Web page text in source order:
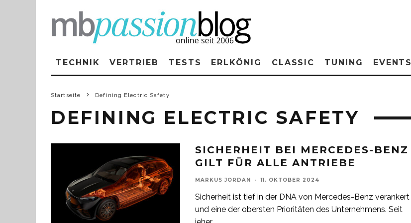
TECHNIK VERTRIEB TESTS ERLKÖNIG CLASSIC TUNING EVENTS
Startseite Defining Electric Safety
DEFINING ELECTRIC SAFETY
SICHERHEIT BEI MERCEDES-BENZ
GILT FÜR ALLE ANTRIEBE
MARKUS JORDAN · 11. OKTOBER 2024
Sicherheit ist tief in der DNA von Mercedes-Benz verankert
und eine der obersten Prioritäten des Unternehmens. Seit